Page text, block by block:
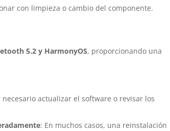
con limpieza o cambio del componente.
5.2 y HarmonyOS, proporcionando una
necesario actualizar el software o revisar los
: En muchos casos, una reinstalación